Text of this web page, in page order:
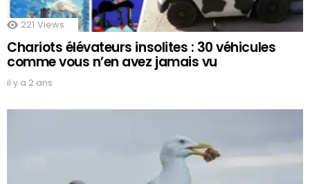
221 Views
Chariots élévateurs insolites : 30 véhicules
comme vous n’en avez jamais vu
il y a 2 ans